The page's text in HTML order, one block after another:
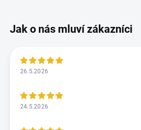
26.5.2026
24.5.2026